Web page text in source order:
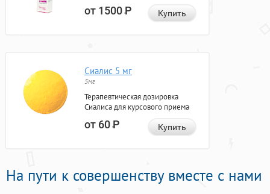
от 1500Р Купить
Сиалис 5 мг
5мг
Терапевтическая дозировка
Сиалиса для курсового приема
от 60Р Купить
На пути к совершенству вместе с нами